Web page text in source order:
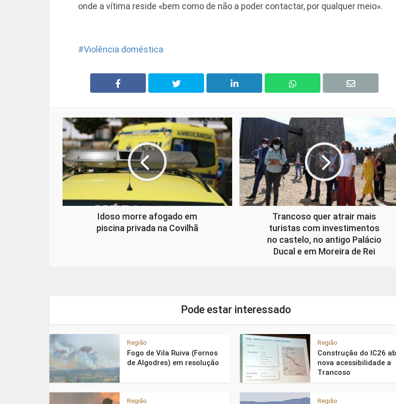
onde a vítima reside «bem como de não a poder contactar, por qualquer meio».
Violência doméstica
Idoso morre afogado em
piscina privada na Covilhã
Trancoso quer atrair mais
turistas com investimentos
no castelo, no antigo Palácio
Ducal e em Moreira de Rei
Pode estar interessado
Região
Fogo de Vila Ruiva (Fornos
de Algodres) em resolução
Região
Construção do IC26
nova acessibilidade a
Trancoso
Região Região